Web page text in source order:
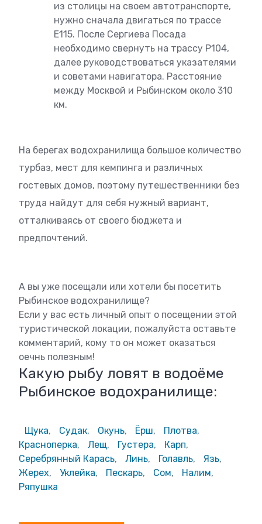
из столицы на своем автотранспорте,
нужно сначала двигаться по трассе
Е115. После Сергиева Посада
необходимо свернуть на трассу Р104,
далее руководствоваться указателями
и советами навигатора. Расстояние
между Москвой и Рыбинском около 310
км.
На берегах водохранилища большое количество
турбаз, мест для кемпинга и различных
гостевых домов, поэтому путешественники без
труда найдут для себя нужный вариант,
отталкиваясь от своего бюджета и
предпочтений.
А вы уже посещали или хотели бы посетить
Рыбинское водохранилище?
Если у вас есть личный опыт о посещении этой
туристической локации, пожалуйста оставьте
комментарий, кому то он может оказаться
оечнь полезным!
Какую рыбу ловят в водоёме
Рыбинское водохранилище:
Щука, Судак, Окунь, Ёрш, Плотва,
Красноперка, Лещ, Густера, Карп,
Серебрянный Карась, Линь, Голавль, Язь,
Жерех, Уклейка, Пескарь, Сом, Налим,
Ряпушка